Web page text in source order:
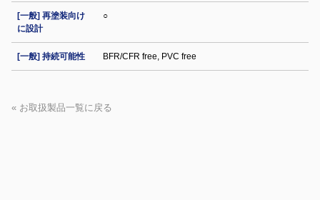
[一般] 再塗装向け
に設計
○
[一般] 持続可能性 BFR/CFR free, PVC free
« お取扱製品一覧に戻る